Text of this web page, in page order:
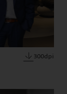
300dpi